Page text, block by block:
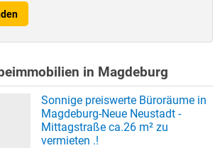
in Magdeburg
Sonnige preiswerte Büroräume in
Magdeburg-Neue Neustadt -
Mittagstraße ca.26 m² zu
vermieten .!